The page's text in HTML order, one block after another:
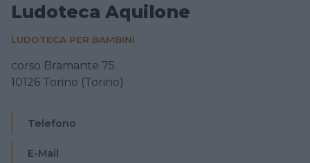
Ludoteca Aquilone
LUDOTECA PER BAMBINI
corso Bramante 75
10126 Torino (Torino)
Telefono
E-Mail